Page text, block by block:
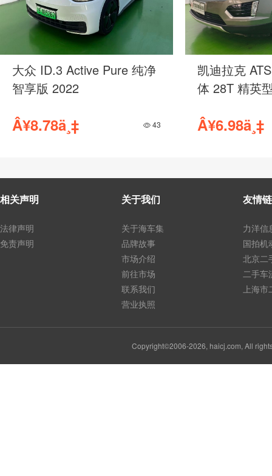
大众 ID.3 Active Pure 纯净
智享版 2022
Â¥8.78ä¸‡ 43
凯迪拉克
体 28T 精英
Â¥6.98ä¸‡
相关声明
法律声明
免责声明
关于我们
关于海车集
品牌故事
市场介绍
前往市场
联系我们
营业执照
友情
力洋信
国拍机
北京二
二手车
上海
Copyright©2006-2026, haicj.com, All